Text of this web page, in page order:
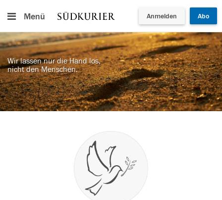
Menü Anmelden Abo
Wir lassen nur die Hand los,
nicht den Menschen.